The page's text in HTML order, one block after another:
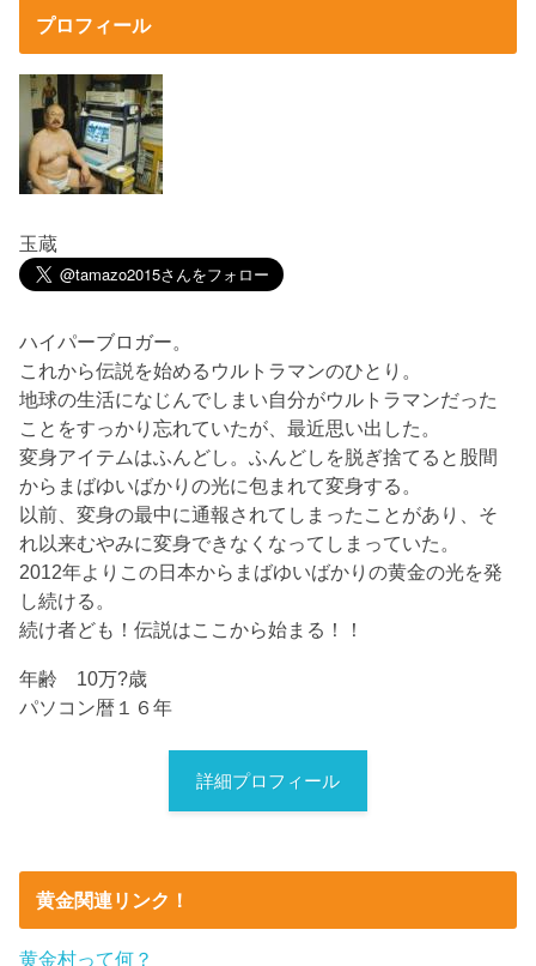
プロフィール
玉蔵
ハイパーブロガー。
これから伝説を始めるウルトラマンのひとり。
地球の生活になじんでしまい自分がウルトラマンだった
ことをすっかり忘れていたが、最近思い出した。
変身アイテムはふんどし。ふんどしを脱ぎ捨てると股間
からまばゆいばかりの光に包まれて変身する。
以前、変身の最中に通報されてしまったことがあり、そ
れ以来むやみに変身できなくなってしまっていた。
2012年よりこの日本からまばゆいばかりの黄金の光を発
し続ける。
続け者ども！伝説はここから始まる！！
年齢 10万?歳
パソコン暦１６年
詳細プロフィール
黄金関連リンク！
黄金村って何？